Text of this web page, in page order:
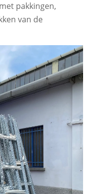
pakkingen,
van de